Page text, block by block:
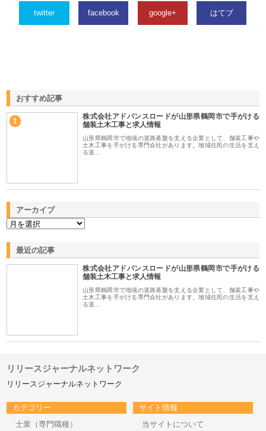
twitter facebook google+ はてブ
おすすめ記事
1
株式会社アドバンスロードが山形県鶴岡市で手がける
舗装土木工事と求人情報
山形県鶴岡市で地域の道路基盤を支える企業として、舗装工事や
土木工事を手がける専門会社があります。地域住民の生活を支え
る道…
アーカイブ
最近の記事
株式会社アドバンスロードが山形県鶴岡市で手がける
舗装土木工事と求人情報
山形県鶴岡市で地域の道路基盤を支える企業として、舗装工事や
土木工事を手がける専門会社があります。地域住民の生活を支え
る道…
リリースジャーナルネットワーク
リリースジャーナルネットワーク
カテゴリー
士業（専門職種）
サイト情報
当サイトについて